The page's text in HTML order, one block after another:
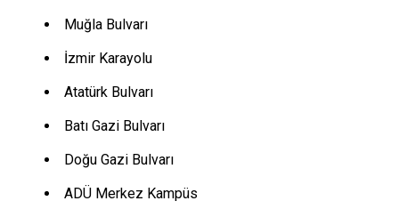
Muğla Bulvarı
İzmir Karayolu
Atatürk Bulvarı
Batı Gazi Bulvarı
Doğu Gazi Bulvarı
ADÜ Merkez Kampüs